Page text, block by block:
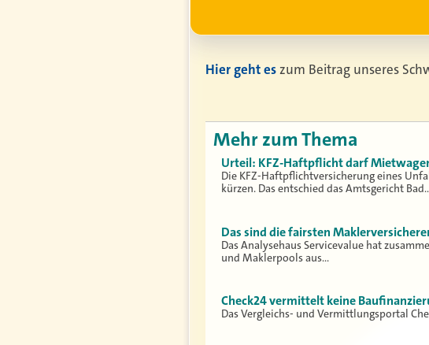
Hier geht eszum Beitrag unseres
Mehr zum Thema
Urteil: KFZ-Haftpflicht darf
Die KFZ-Haftpflichtversicherung eines
kürzen. Das entschied das Amtsgericht
Das sind die fairsten
Das Analysehaus Servicevalue hat
und Maklerpools aus…
Check24 vermittelt keine
Das Vergleichs- und Vermittlungsportal